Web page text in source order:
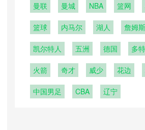
曼联 曼城 NBA 篮网
篮球 内马尔 湖人 詹姆斯
凯尔特人 五洲 德国 多
火箭 奇才 威少 花边
中国男足 CBA 辽宁